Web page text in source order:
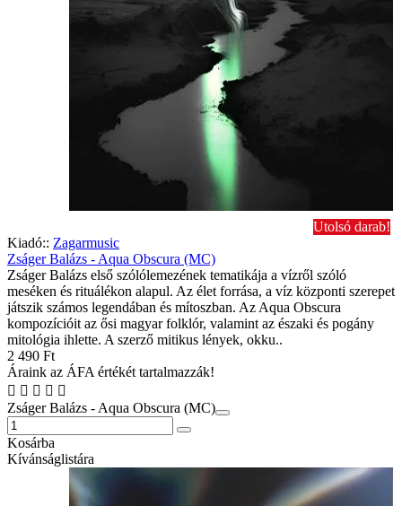
Utolsó darab!
Kiadó:: Zagarmusic
Zságer Balázs - Aqua Obscura (MC)
Zságer Balázs első szólólemezének tematikája a vízről szóló
meséken és rituálékon alapul. Az élet forrása, a víz központi szerepet
játszik számos legendában és mítoszban. Az Aqua Obscura
kompozícióit az ősi magyar folklór, valamint az északi és pogány
mitológia ihlette. A szerző mitikus lények, okku..
2 490 Ft
Áraink az ÁFA értékét tartalmazzák!
Zságer Balázs - Aqua Obscura (MC)
Kosárba
Kívánságlistára